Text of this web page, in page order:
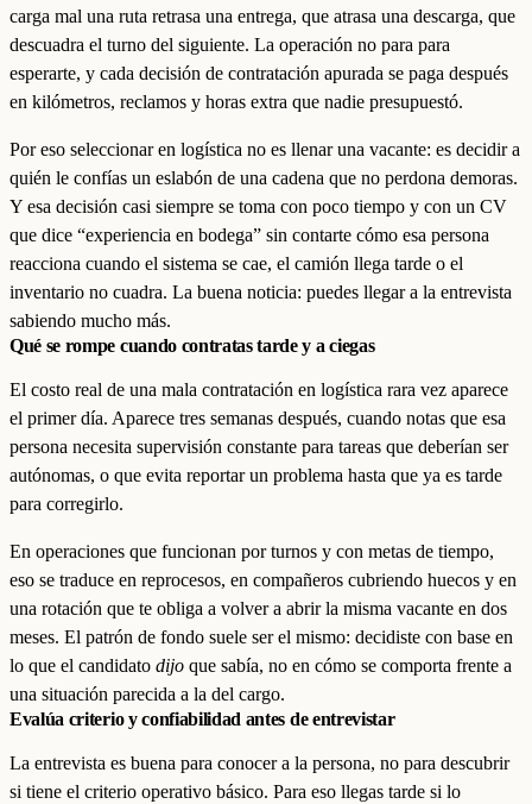
carga mal una ruta retrasa una entrega, que atrasa una descarga, que
descuadra el turno del siguiente. La operación no para para
esperarte, y cada decisión de contratación apurada se paga después
en kilómetros, reclamos y horas extra que nadie presupuestó.
Por eso seleccionar en logística no es llenar una vacante: es decidir a
quién le confías un eslabón de una cadena que no perdona demoras.
Y esa decisión casi siempre se toma con poco tiempo y con un CV
que dice “experiencia en bodega” sin contarte cómo esa persona
reacciona cuando el sistema se cae, el camión llega tarde o el
inventario no cuadra. La buena noticia: puedes llegar a la entrevista
sabiendo mucho más.
Qué se rompe cuando contratas tarde y a ciegas
El costo real de una mala contratación en logística rara vez aparece
el primer día. Aparece tres semanas después, cuando notas que esa
persona necesita supervisión constante para tareas que deberían ser
autónomas, o que evita reportar un problema hasta que ya es tarde
para corregirlo.
En operaciones que funcionan por turnos y con metas de tiempo,
eso se traduce en reprocesos, en compañeros cubriendo huecos y en
una rotación que te obliga a volver a abrir la misma vacante en dos
meses. El patrón de fondo suele ser el mismo: decidiste con base en
lo que el candidato dijo que sabía, no en cómo se comporta frente a
una situación parecida a la del cargo.
Evalúa criterio y confiabilidad antes de entrevistar
La entrevista es buena para conocer a la persona, no para descubrir
si tiene el criterio operativo básico. Para eso llegas tarde si lo